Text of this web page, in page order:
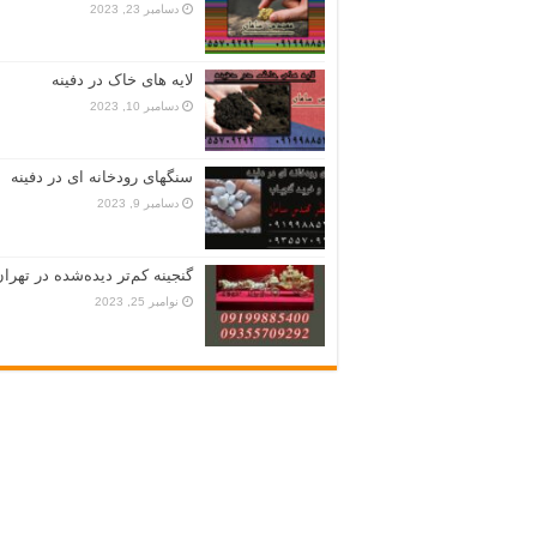
دسامبر 23, 2023
لایه های خاک در دفینه
دسامبر 10, 2023
سنگهای رودخانه ای در دفینه
دسامبر 9, 2023
گنجینه کم‌تر دیده‌شده در
نوامبر 25, 2023